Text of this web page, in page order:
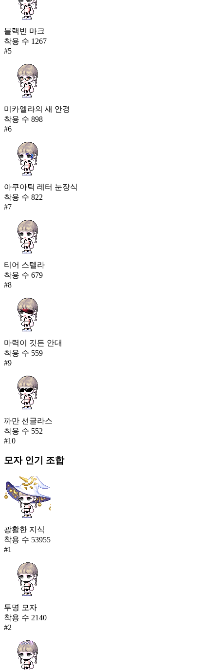
블랙빈 마크
착용 수 1267
#5
미카엘라의 새 안경
착용 수 898
#6
아쿠아틱 레터 눈장식
착용 수 822
#7
티어 스텔라
착용 수 679
#8
마력이 깃든 안대
착용 수 559
#9
까만 선글라스
착용 수 552
#10
모자인기 조합
광활한 지식
착용 수 53955
#1
투명 모자
착용 수 2140
#2